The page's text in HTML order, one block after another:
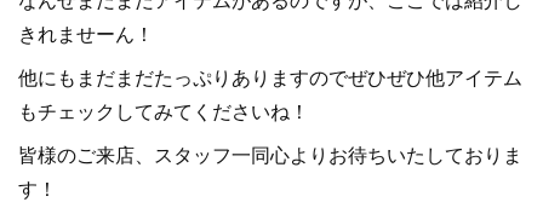
きれませーん！
他にもまだまだたっぷりありますのでぜひぜひ他アイテム
もチェックしてみてくださいね！
皆様のご来店、スタッフ一同心よりお待ちいたしておりま
す！